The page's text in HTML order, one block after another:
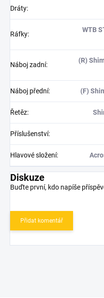
Dráty:
Ráfky:
WTB
Náboj zadní:
(R)
Náboj přední: (F)
Řetěz:
Příslušenství:
Hlavové složení:
Diskuze
Buďte první, kdo napíše
Přidat komentář